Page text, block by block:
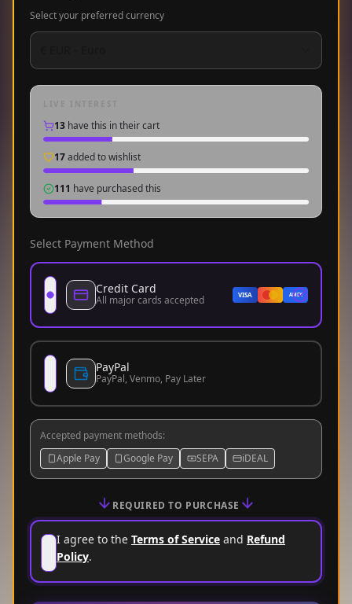
Select your preferred currency
13 have this in their cart
17added to wishlist
111 have purchased this
Select Payment Method
Credit Card
All major cards accepted VISA AMEX
PayPal
PayPal, Venmo, Pay Later
Accepted payment methods:
Apple Pay
Google Pay SEPA iDEAL
REQUIRED TO PURCHASE
I agree to the Terms of Service and Refund
Policy.